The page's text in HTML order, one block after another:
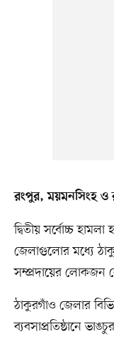
রংপুর, ময়মনসিংহ ও
দ্বিতীয় সর্বোচ্চ
জেলাগুলোর মধ্যে
সম্প্রদায়ের লোকজন
ঠাকুরগাঁও জেলার
ব্যবসাপ্রতিষ্ঠানে